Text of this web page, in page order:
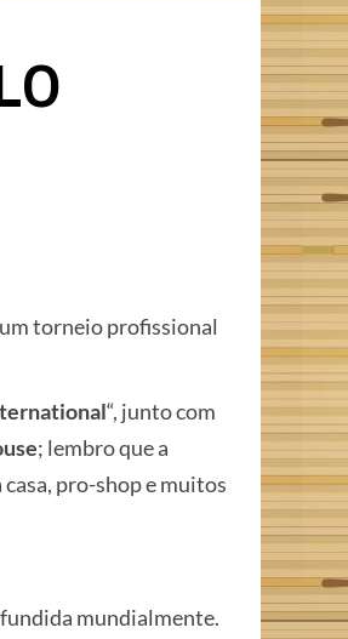
torneio profissional
“, junto com
; lembro que a
pro-shop e muitos
mundialmente.